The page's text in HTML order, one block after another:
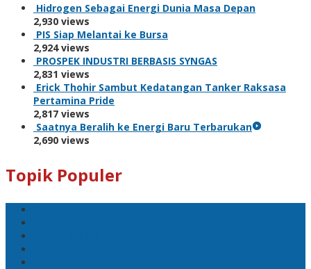
Hidrogen Sebagai Energi Dunia Masa Depan
2,930 views
PIS Siap Melantai ke Bursa
2,924 views
PROSPEK INDUSTRI BERBASIS SYNGAS
2,831 views
Erick Thohir Sambut Kedatangan Tanker Raksasa
Pertamina Pride
2,817 views
Saatnya Beralih ke Energi Baru Terbarukan
2,690 views
Topik Populer